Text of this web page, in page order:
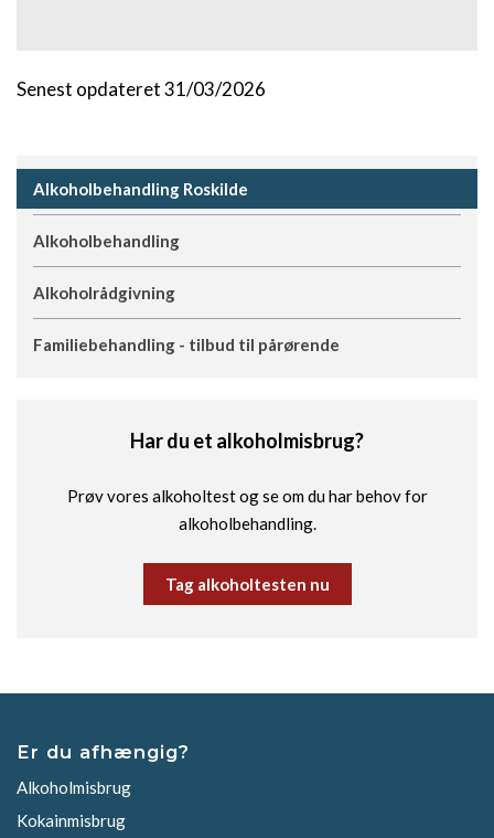
Senest opdateret 31/03/2026
Alkoholbehandling Roskilde
Alkoholbehandling
Alkoholrådgivning
Familiebehandling - tilbud til pårørende
Har du et alkoholmisbrug?
Prøv vores alkoholtest og se om du har behov for
alkoholbehandling.
Tag alkoholtesten nu
Er du afhængig?
Alkoholmisbrug
Kokainmisbrug